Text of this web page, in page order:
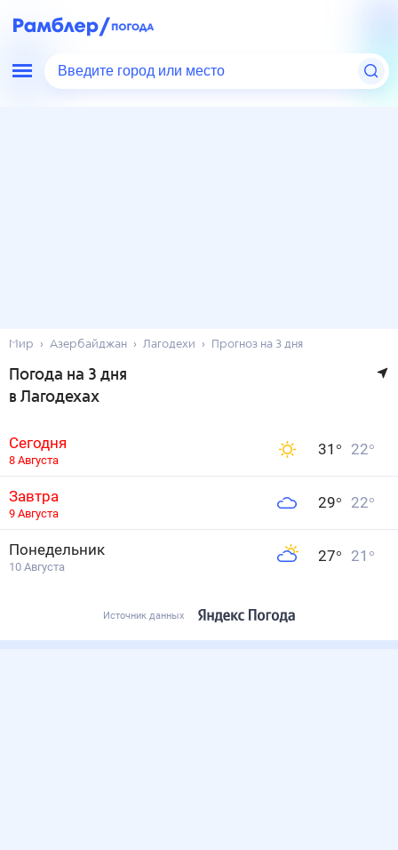
Введите город или место
Мир Азербайджан Лагодехи Прогноз на 3 дня
Погода на 3 дня
в Лагодехах
Сегодня
8 Августа
31 ° 22°
Завтра
9 Августа
29° 22°
Понедельник
10 Августа
27° 21 °
Источник данных